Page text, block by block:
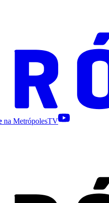
na MetrópolesTV